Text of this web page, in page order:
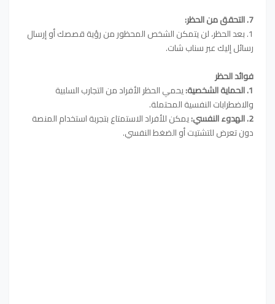
7. التحقق من الحظر:
1. بعد الحظر، لن يتمكن الشخص المحظور من رؤية قصصك أو إرسال
رسائل إليك عبر سناب شات.
فوائد الحظر
1. الحماية الشخصية:
يحمي الحظر الأفراد من التجارب السلبية
والاضطرابات النفسية المحتملة.
2. الهدوء النفسي:
يمكن للأفراد الاستمتاع بتجربة استخدام المنصة
دون تعرض للتشتيت أو الضغط النفسي.